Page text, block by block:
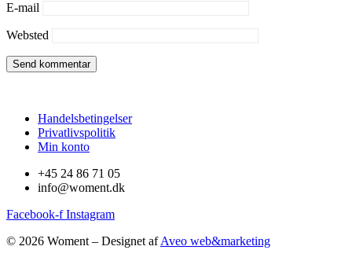
E-mail
Websted
Handelsbetingelser
Privatlivspolitik
Min konto
+45 24 86 71 05
info@woment.dk
Facebook-f Instagram
© 2026 Woment – Designet afAveo web&marketing